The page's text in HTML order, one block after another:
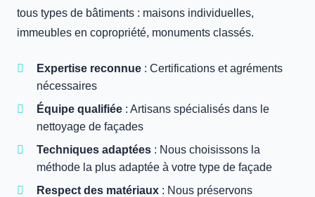
tous types de bâtiments : maisons individuelles,
immeubles en copropriété, monuments classés.
Expertise reconnue : Certifications et agréments
nécessaires
Équipe qualifiée : Artisans spécialisés dans le
nettoyage de façades
Techniques adaptées : Nous choisissons la
méthode la plus adaptée à votre type de façade
Respect des matériaux : Nous préservons